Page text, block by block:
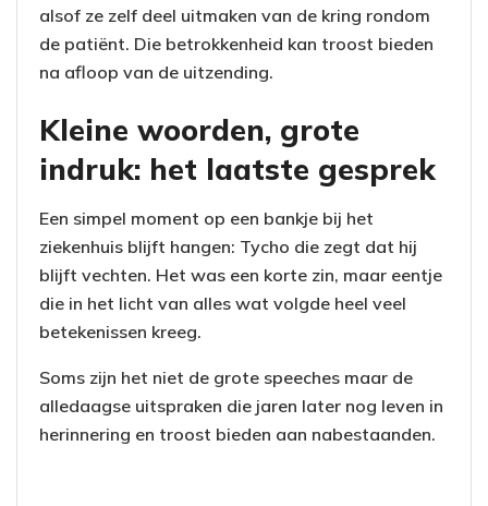
alsof ze zelf deel uitmaken van de kring rondom
de patiënt. Die betrokkenheid kan troost bieden
na afloop van de uitzending.
Kleine woorden, grote
indruk: het laatste gesprek
Een simpel moment op een bankje bij het
ziekenhuis blijft hangen: Tycho die zegt dat hij
blijft vechten. Het was een korte zin, maar eentje
die in het licht van alles wat volgde heel veel
betekenissen kreeg.
Soms zijn het niet de grote speeches maar de
alledaagse uitspraken die jaren later nog leven in
herinnering en troost bieden aan nabestaanden.